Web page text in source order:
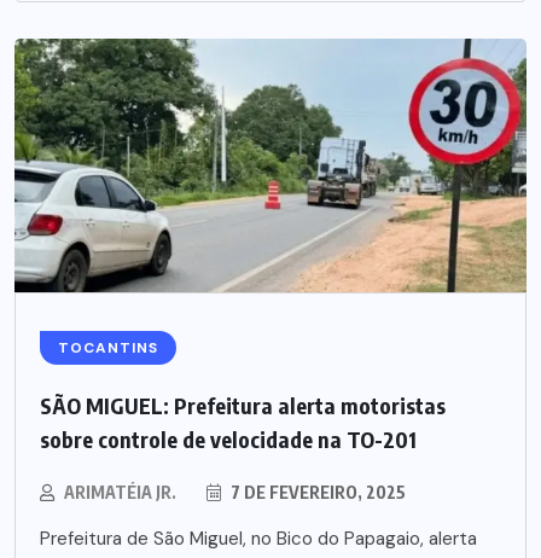
TOCANTINS
SÃO MIGUEL: Prefeitura alerta motoristas
sobre controle de velocidade na TO-201
ARIMATÉIA JR. 7 DE FEVEREIRO, 2025
Prefeitura de São Miguel, no Bico do Papagaio, alerta